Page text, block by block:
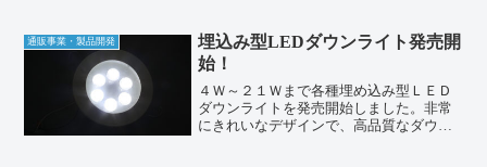
通販事業・製品開発
埋込み型LEDダウンライト発売開
始！
４Ｗ～２１Ｗまで各種埋め込み型ＬＥＤ
ダウンライトを発売開始しました。非常
にきれいなデザインで、高品質なダウン